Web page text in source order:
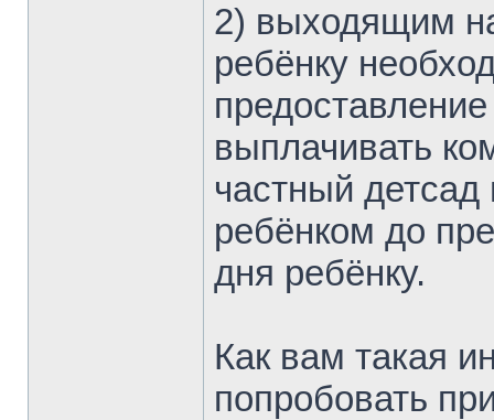
2) выходящим
ребёнку
выплачивать
частный
ребёнком до
дня ребёнку.
Как вам такая
попробовать